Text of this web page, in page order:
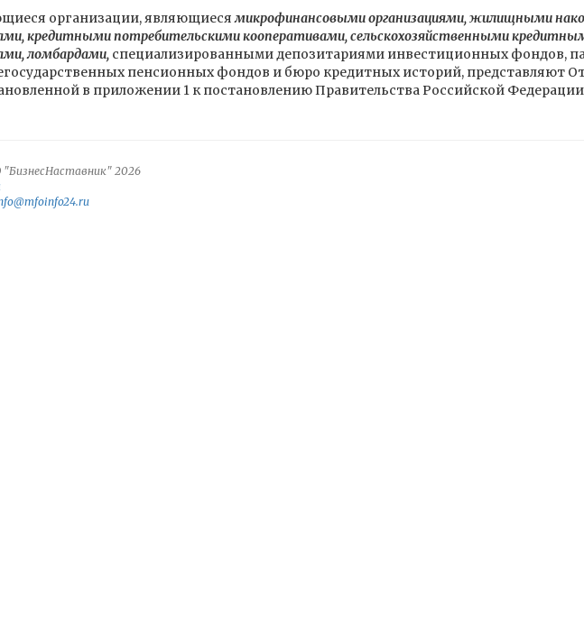
организации, являющиесямикрофинансовыми организациями, жилищными
кредитными потребительскими кооперативами, сельскохозяйственными
ломбардами,специализированными депозитариями инвестиционных фондов,
пенсионных фондов и бюро кредитных историй, представляют
в приложении 1 к постановлению Правительства Российской Федерации
2026